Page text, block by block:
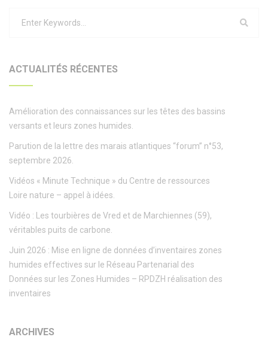
ACTUALITÉS RÉCENTES
Amélioration des connaissances sur les têtes des bassins
versants et leurs zones humides.
Parution de la lettre des marais atlantiques “forum” n°53,
septembre 2026.
Vidéos « Minute Technique » du Centre de ressources
Loire nature – appel à idées.
Vidéo : Les tourbières de Vred et de Marchiennes (59),
véritables puits de carbone.
Juin 2026 : Mise en ligne de données d’inventaires zones
humides effectives sur le Réseau Partenarial des
Données sur les Zones Humides – RPDZH réalisation des
inventaires
ARCHIVES